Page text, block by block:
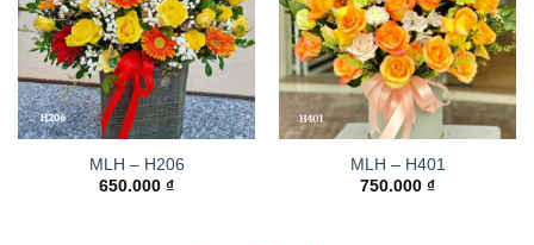
MLH – H206
650.000 ₫
MLH – H401
750.000 ₫